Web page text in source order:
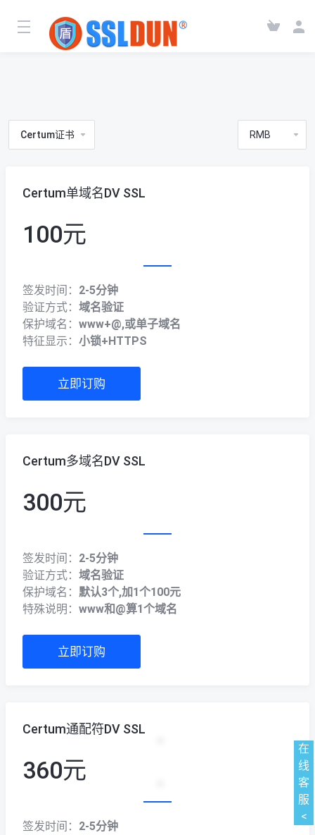
Certum证书
Certum单域名DV SSL
100元
签发时间： 2-5分钟
验证方式： 域名验证
保护域名： www+@,或单子域名
特征显示： 小锁+HTTPS
立即订购
Certum多域名DV SSL
300元
签发时间： 2-5分钟
验证方式： 域名验证
保护域名： 默认3个,加1个100元
特殊说明： www和@算1个域名
立即订购
Certum通配符DV SSL
360元
签发时间： 2-5分钟
在
线
客
服
<